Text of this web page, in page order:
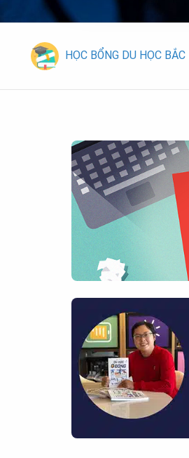
HỌC BỔNG DU HỌC